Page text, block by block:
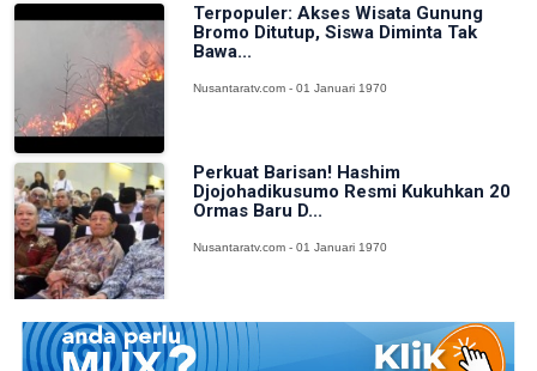
Terpopuler: Akses Wisata Gunung
Bromo Ditutup, Siswa Diminta Tak
Bawa...
Nusantaratv.com - 01 Januari 1970
Perkuat Barisan! Hashim
Djojohadikusumo Resmi Kukuhkan 20
Ormas Baru D...
Nusantaratv.com - 01 Januari 1970